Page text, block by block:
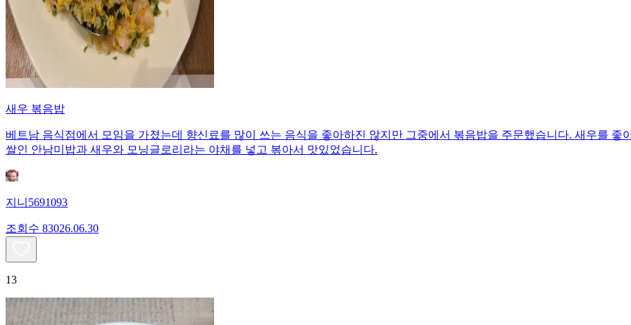
새우 볶음밥
베트남 음식점에서 모임을 가졌는데 향신료를 많이 쓰는 음식을 좋아하진 않지만 그중에서 볶음밥을 주문했습니다. 새우를
쌀인 안남미밥과 새우와 모닝글로리라는 야채를 넣고 볶아서 맛있었습니다.
지니5691093
조회수 83026.06.30
13